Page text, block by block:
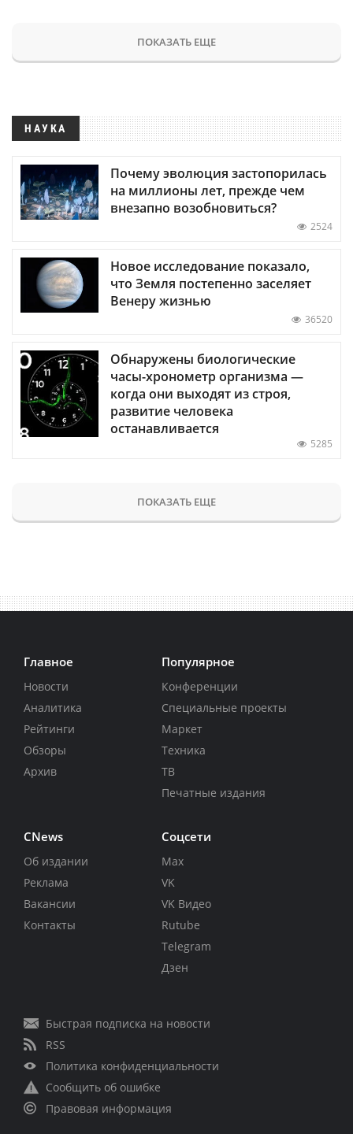
ПОКАЗАТЬ ЕЩЕ
НАУКА
Почему эволюция застопорилась
на миллионы лет, прежде чем
внезапно возобновиться?
2524
Новое исследование показало,
что Земля постепенно заселяет
Венеру жизнью
36520
Обнаружены биологические
часы-хронометр организма —
когда они выходят из строя,
развитие человека
останавливается
5285
ПОКАЗАТЬ ЕЩЕ
Главное
Новости
Аналитика
Рейтинги
Обзоры
Архив
Популярное
Конференции
Специальные проекты
Маркет
Техника
ТВ
Печатные издания
CNews
Об издании
Реклама
Вакансии
Контакты
Соцсети
Max
VK
VK Видео
Rutube
Telegram
Дзен
Быстрая подписка на новости
RSS
Политика конфиденциальности
Сообщить об ошибке
Правовая информация